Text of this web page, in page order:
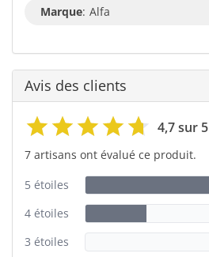
Marque: Alfa
Avis des clients
4,7 sur 5
7 artisans ont évalué ce produit.
5 étoiles
4 étoiles
3 étoiles